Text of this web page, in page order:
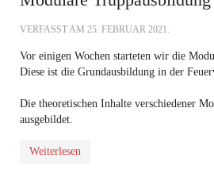
VERFASST AM 25. FEBRUAR 2021.
Vor einigen Wochen starteten wir die
Diese ist die Grundausbildung in der
Die theoretischen Inhalte verschiedener
ausgebildet.
Weiterlesen